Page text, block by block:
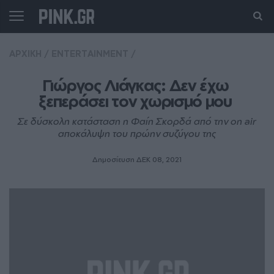
Γιώργος Λιάγκας: Δεν έχω
ξεπεράσει τον χωρισμό μου
Σε δύσκολη κατάσταση η Φαίη Σκορδά από την on air
αποκάλυψη του πρώην συζύγου της
Δημοσίευση ΔΕΚ 08, 2021